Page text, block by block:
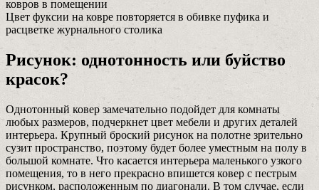
Цвет фуксии на ковре повторяется в обивке пуфика и
расцветке журнального столика
Рисунок: однотонность или буйство
красок?
Однотонный ковер замечательно подойдет для комнаты
любых размеров, подчеркнет цвет мебели и других деталей
интерьера. Крупный броский рисунок на полотне зрительно
сузит пространство, поэтому будет более уместным на полу в
большой комнате. Что касается интерьера маленького узкого
помещения, то в него прекрасно впишется ковер с пестрым
рисунком, расположенным по диагонали. В том случае, если